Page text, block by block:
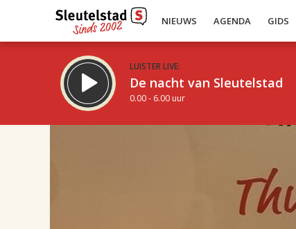
NIEUWS AGENDA GIDS
LUISTER LIVE:
De nacht van Sleutelstad
0.00 - 6.00 uur